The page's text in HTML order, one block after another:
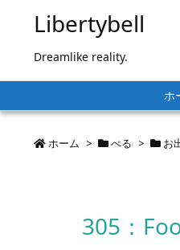
Libertybell
Dreamlike reality.
ホ
ホーム > べる > お
305：